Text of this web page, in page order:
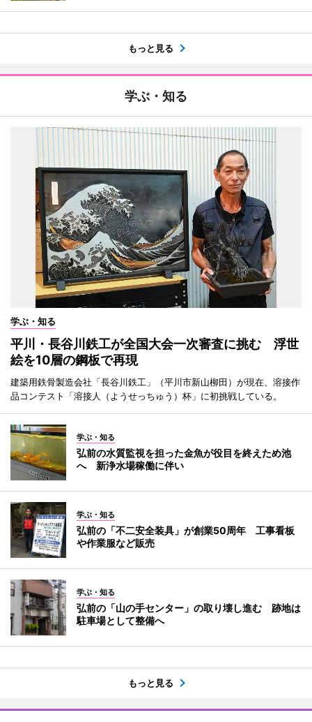
もっと見る
学ぶ・知る
学ぶ・知る
平川・長谷川鉄工が全国大会一次審査に挑む 浮世
絵を10層の鋼板で再現
建築用鉄骨製造会社「長谷川鉄工」（平川市新山柳田）が現在、溶接作
品コンテスト「溶接人（ようせっちゅう）杯」に初挑戦している。
学ぶ・知る
弘前の水質監視を担った金魚が役目を終えため池
へ 新浄水場稼働に伴い
学ぶ・知る
弘前の「不二安全装具」が創業50周年 工事看板
や作業服など販売
学ぶ・知る
弘前の「山の手センター」の取り壊し進む 跡地は
駐車場として整備へ
もっと見る